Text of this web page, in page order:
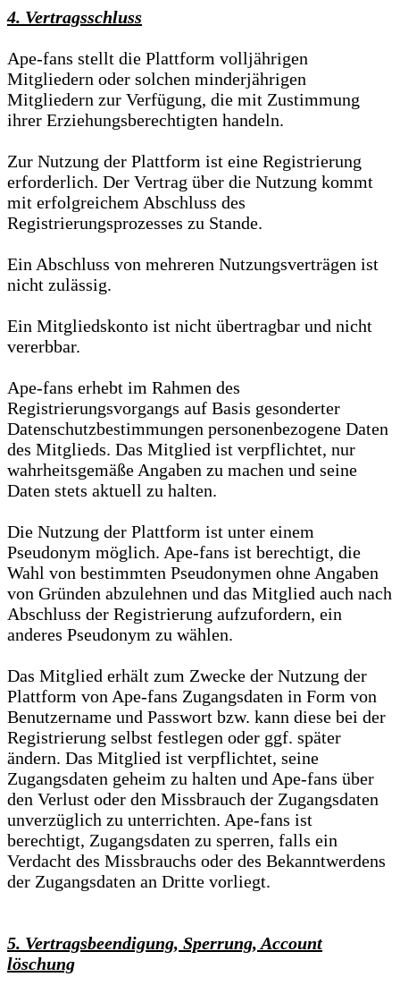
4. Vertragsschluss
Ape-fans stellt die Plattform volljährigen
Mitgliedern oder solchen minderjährigen
Mitgliedern zur Verfügung, die mit Zustimmung
ihrer Erziehungsberechtigten handeln.
Zur Nutzung der Plattform ist eine Registrierung
erforderlich. Der Vertrag über die Nutzung kommt
mit erfolgreichem Abschluss des
Registrierungsprozesses zu Stande.
Ein Abschluss von mehreren Nutzungsverträgen ist
nicht zulässig.
Ein Mitgliedskonto ist nicht übertragbar und nicht
vererbbar.
Ape-fans erhebt im Rahmen des
Registrierungsvorgangs auf Basis gesonderter
Datenschutzbestimmungen personenbezogene Daten
des Mitglieds. Das Mitglied ist verpflichtet, nur
wahrheitsgemäße Angaben zu machen und seine
Daten stets aktuell zu halten.
Die Nutzung der Plattform ist unter einem
Pseudonym möglich. Ape-fans ist berechtigt, die
Wahl von bestimmten Pseudonymen ohne Angaben
von Gründen abzulehnen und das Mitglied auch nach
Abschluss der Registrierung aufzufordern, ein
anderes Pseudonym zu wählen.
Das Mitglied erhält zum Zwecke der Nutzung der
Plattform von Ape-fans Zugangsdaten in Form von
Benutzername und Passwort bzw. kann diese bei der
Registrierung selbst festlegen oder ggf. später
ändern. Das Mitglied ist verpflichtet, seine
Zugangsdaten geheim zu halten und Ape-fans über
den Verlust oder den Missbrauch der Zugangsdaten
unverzüglich zu unterrichten. Ape-fans ist
berechtigt, Zugangsdaten zu sperren, falls ein
Verdacht des Missbrauchs oder des Bekanntwerdens
der Zugangsdaten an Dritte vorliegt.
5. Vertragsbeendigung, Sperrung, Account
löschung